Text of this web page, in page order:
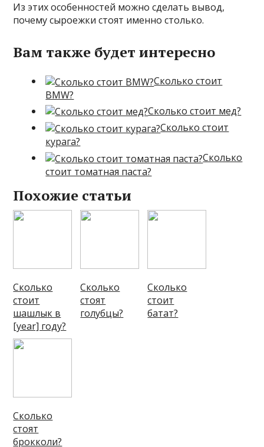
Из этих особенностей можно сделать вывод,
почему сыроежки стоят именно столько.
Вам также будет интересно
Сколько стоит
BMW?
Сколько стоит мед?
Сколько стоит
курага?
Сколько
стоит томатная паста?
Похожие статьи
Сколько
стоит
шашлык в
[year] году?
Сколько
стоят
голубцы?
Сколько
стоит
батат?
Сколько
стоят
брокколи?